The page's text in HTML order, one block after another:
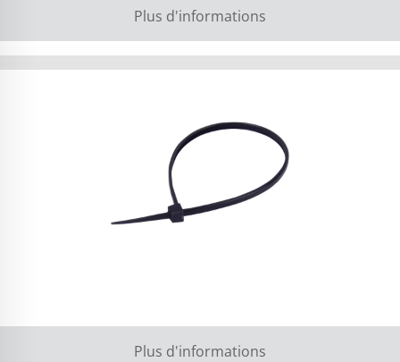
Plus d'informations
Plus d'informations